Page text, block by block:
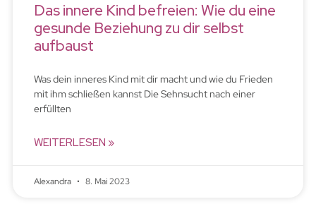
Das innere Kind befreien: Wie du eine
gesunde Beziehung zu dir selbst
aufbaust
Was dein inneres Kind mit dir macht und wie du Frieden
mit ihm schließen kannst Die Sehnsucht nach einer
erfüllten
WEITERLESEN »
Alexandra 8. Mai 2023